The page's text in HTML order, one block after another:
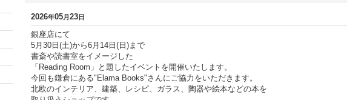
2026年05月23日
銀座店にて
5月30日(土)から6月14日(日)まで
書斎や読書室をイメージした
「Reading Room」と題したイベントを開催いたします。
今回も鎌倉にある"Elama Books"さんにご協力をいただきます。
北欧のインテリア、建築、レシピ、ガラス、陶器や絵本などの本を